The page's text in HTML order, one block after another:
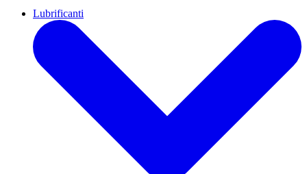
Lubrificanti